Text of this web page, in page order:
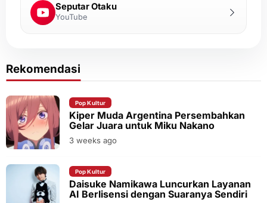
Seputar Otaku
YouTube
Rekomendasi
Pop Kultur
Kiper Muda Argentina Persembahkan
Gelar Juara untuk Miku Nakano
3 weeks ago
Pop Kultur
Daisuke Namikawa Luncurkan Layanan
AI Berlisensi dengan Suaranya Sendiri